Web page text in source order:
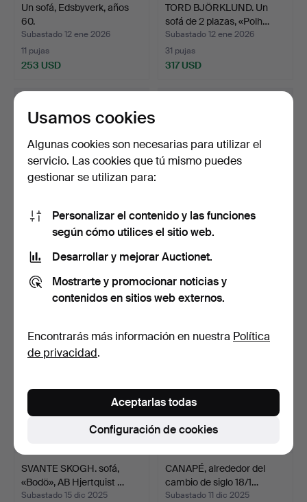
Un sofá, Edsbyverk, años
60.
Subastado 12 ene 2026
11 pujas
253 USD
TORD BJÖRKLUND. Un
sofá de 2 plazas, «Polh…
Subastado 12 ene 2026
31 pujas
317 USD
Un sofá de estilo
gustaviano, del siglo XX.
Subastado 29 dic 2025
38 pujas
685 USD
Un sofá modelo Howard,
Oakleaf Home, Long …
10 pujas
601 USD
SVANTE SKOGH. sofá,
«Bodö», AB Hjertquist …
Subastado 15 dic 2025
CANAPÉ, alrededor del
cambio de siglo 18/1…
Subastado 11 dic 2025
Usamos cookies
Algunas cookies son necesarias para utilizar el
servicio. Las cookies que tú mismo puedes
gestionar se utilizan para:
Personalizar el contenido y las funciones
según cómo utilices el sitio web.
Desarrollar y mejorar Auctionet.
Mostrarte y promocionar noticias y
contenidos en sitios web externos.
Encontrarás más información en nuestra Política
de privacidad.
Configuración de cookies
Aceptarlas todas